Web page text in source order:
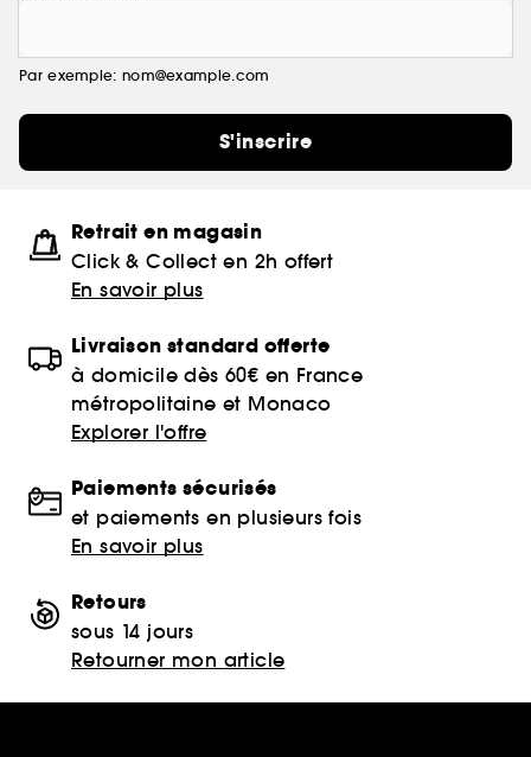
Par exemple: nom@example.com
S'inscrire
Retrait en magasin
Click & Collect en 2h offert
En savoir plus
Livraison standard offerte
à domicile dès 60€ en France
métropolitaine et Monaco
Explorer l'offre
Paiements sécurisés
et paiements en plusieurs fois
En savoir plus
Retours
sous 14 jours
Retourner mon article